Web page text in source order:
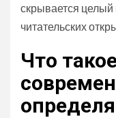
скрывается
читательских
Что